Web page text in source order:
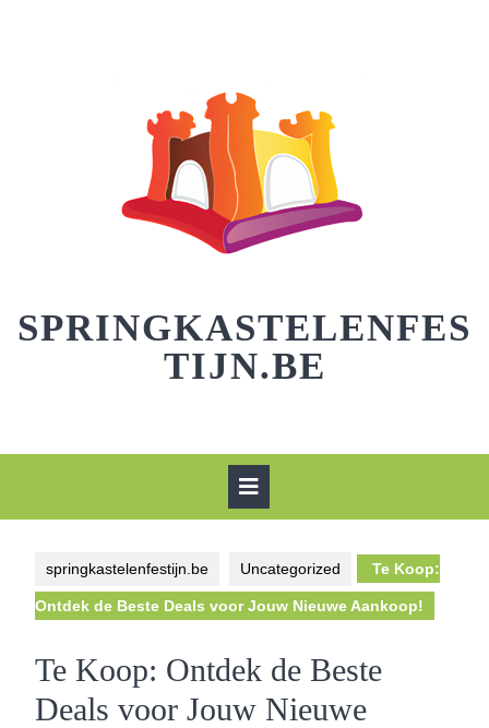
SPRINGKASTELENFES
TIJN.BE
springkastelenfestijn.be Uncategorized Te Koop:
Ontdek de Beste Deals voor Jouw Nieuwe Aankoop!
Te Koop: Ontdek de Beste
Deals voor Jouw Nieuwe